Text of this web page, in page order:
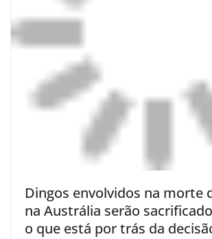
Dingos envolvidos na morte
na Austrália serão
o que está por trás da